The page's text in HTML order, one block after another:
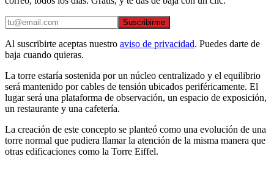
Suscribirme
Al suscribirte aceptas nuestro aviso de privacidad. Puedes darte de
baja cuando quieras.
La torre estaría sostenida por un núcleo centralizado y el equilibrio
será mantenido por cables de tensión ubicados periféricamente. El
lugar será una plataforma de observación, un espacio de exposición,
un restaurante y una cafetería.
La creación de este concepto se planteó como una evolución de una
torre normal que pudiera llamar la atención de la misma manera que
otras edificaciones como la Torre Eiffel.